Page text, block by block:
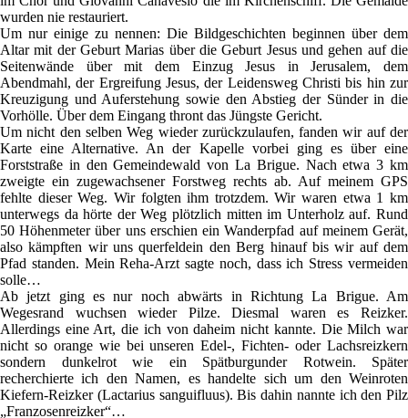
wurden nie restauriert.
Um nur einige zu nennen: Die Bildgeschichten beginnen über dem
Altar mit der Geburt Marias über die Geburt Jesus und gehen auf die
Seitenwände über mit dem Einzug Jesus in Jerusalem, dem
Abendmahl, der Ergreifung Jesus, der Leidensweg Christi bis hin zur
Kreuzigung und Auferstehung sowie den Abstieg der Sünder in die
Vorhölle. Über dem Eingang thront das Jüngste Gericht.
Um nicht den selben Weg wieder zurückzulaufen, fanden wir auf der
Karte eine Alternative. An der Kapelle vorbei ging es über eine
Forststraße in den Gemeindewald von La Brigue. Nach etwa 3 km
zweigte ein zugewachsener Forstweg rechts ab. Auf meinem GPS
fehlte dieser Weg. Wir folgten ihm trotzdem. Wir waren etwa 1 km
unterwegs da hörte der Weg plötzlich mitten im Unterholz auf. Rund
50 Höhenmeter über uns erschien ein Wanderpfad auf meinem Gerät,
also kämpften wir uns querfeldein den Berg hinauf bis wir auf dem
Pfad standen. Mein Reha-Arzt sagte noch, dass ich Stress vermeiden
solle…
Ab jetzt ging es nur noch abwärts in Richtung La Brigue. Am
Wegesrand wuchsen wieder Pilze. Diesmal waren es Reizker.
Allerdings eine Art, die ich von daheim nicht kannte. Die Milch war
nicht so orange wie bei unseren Edel-, Fichten- oder Lachsreizkern
sondern dunkelrot wie ein Spätburgunder Rotwein. Später
recherchierte ich den Namen, es handelte sich um den Weinroten
Kiefern-Reizker (Lactarius sanguifluus). Bis dahin nannte ich den Pilz
„Franzosenreizker“…